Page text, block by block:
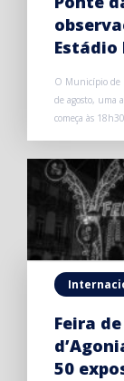
Estádio
O Município de
de agosto, uma
começa às
Feira
50